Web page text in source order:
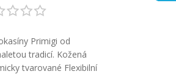
Primigi od
tradicí. Kožená
tvarované Flexibilní